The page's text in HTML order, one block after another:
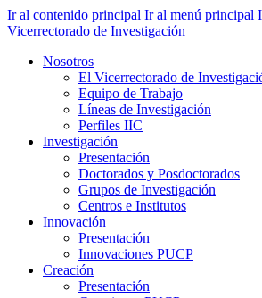
Ir al contenido principal Ir al menú principal
Vicerrectorado de Investigación
Nosotros
El Vicerrectorado de
Equipo de Trabajo
Líneas de Investigación
Perfiles IIC
Investigación
Presentación
Doctorados y Posdoctorados
Grupos de Investigación
Centros e Institutos
Innovación
Presentación
Innovaciones PUCP
Creación
Presentación